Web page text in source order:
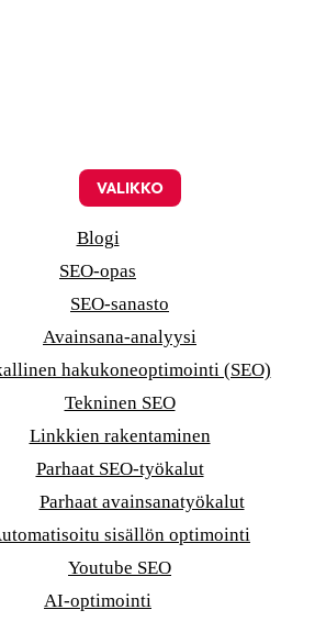
VALIKKO
Blogi
SEO-opas
SEO-sanasto
Avainsana-analyysi
hakukoneoptimointi (SEO)
Tekninen SEO
Linkkien rakentaminen
Parhaat SEO-työkalut
Parhaat avainsanatyökalut
sisällön optimointi
Youtube SEO
AI-optimointi